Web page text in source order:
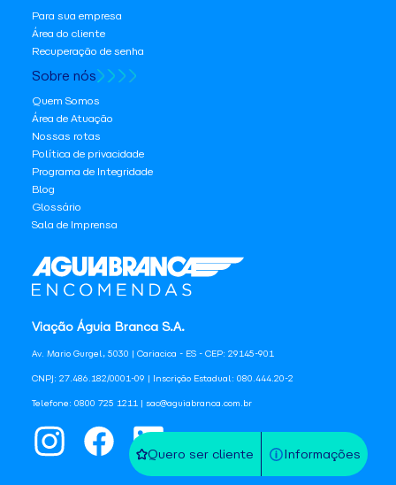
Quero ser cliente Informações
Viação Águia Branca S.A.
Av. Mario Gurgel, 5030 | Cariacica - ES - CEP: 29145-901
CNPJ: 27.486.182/0001-09 | Inscrição Estadual: 080.444.20-2
Telefone: 0800 725 1211 | sac@aguiabranca.com.br
Para sua empresa
Área do cliente
Recuperação de senha
Sobre nós
Quem Somos
Área de Atuação
Nossas rotas
Política de privacidade
Programa de Integridade
Blog
Glossário
Sala de Imprensa